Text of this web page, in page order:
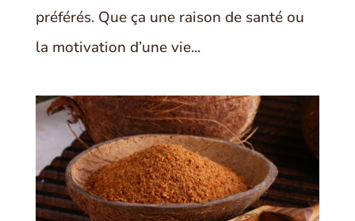
préférés. Que ça une raison de santé ou
la motivation d’une vie...